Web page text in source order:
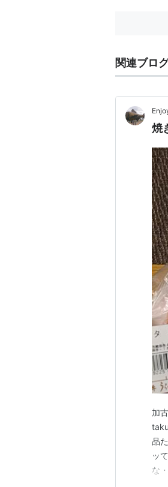
関連ブロ
焼
加
品
ッ
な